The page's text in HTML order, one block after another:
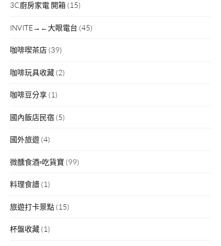
3C廚房家電 開箱 (15)
INVITE→←大眼電台 (45)
咖啡喫茶店 (39)
咖啡玩具收藏 (2)
咖啡豆分享 (1)
國內飯店民宿 (5)
國外旅遊 (4)
微醺食酒▫吃貨寶 (99)
料理食譜 (1)
旅遊打卡景點 (15)
杯盤收藏 (1)